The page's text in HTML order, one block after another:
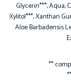
Glycerin***, Aqua,
Xylitol***, Xanthan
Aloe Barbadensis
**